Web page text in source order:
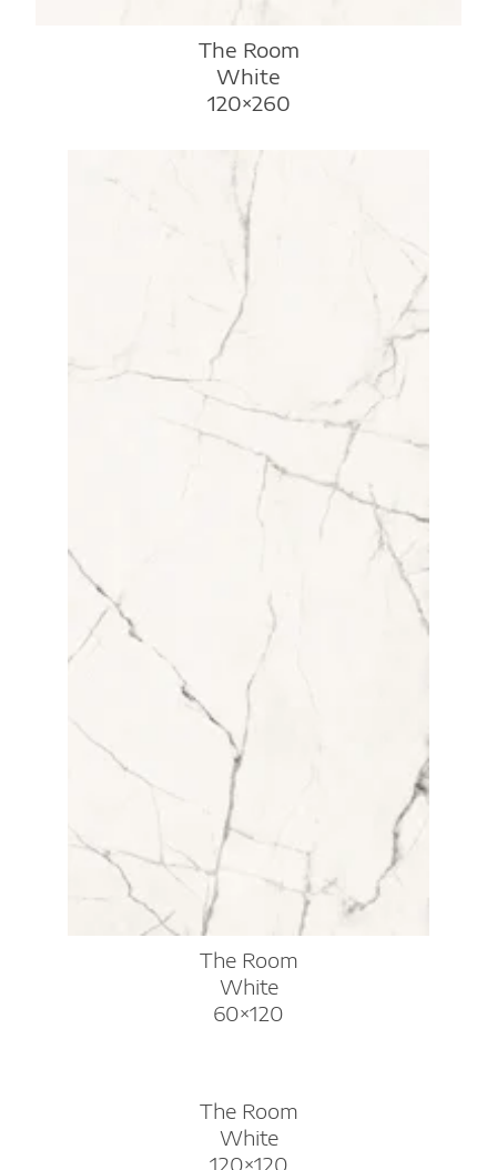
The Room
White
120×260
The Room
White
60×120
The Room
White
120×120